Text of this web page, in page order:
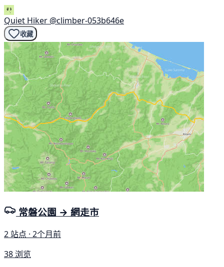
Quiet Hiker @climber-053b646e
收藏
常磐公園 → 網走市
2 站点 · 2个月前
38 浏览